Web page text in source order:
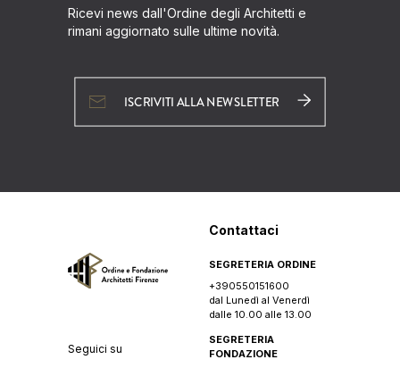
Ricevi news dall'Ordine degli Architetti e
rimani aggiornato sulle ultime novità.
ISCRIVITI ALLA NEWSLETTER
Seguici su
Contattaci
SEGRETERIA ORDINE
+390550151600
dal Lunedì al Venerdì
dalle 10.00 alle 13.00
SEGRETERIA
FONDAZIONE